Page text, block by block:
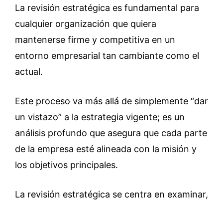
La revisión estratégica es fundamental para
cualquier organización que quiera
mantenerse firme y competitiva en un
entorno empresarial tan cambiante como el
actual.
Este proceso va más allá de simplemente “dar
un vistazo” a la estrategia vigente; es un
análisis profundo que asegura que cada parte
de la empresa esté alineada con la misión y
los objetivos principales.
La revisión estratégica se centra en examinar,